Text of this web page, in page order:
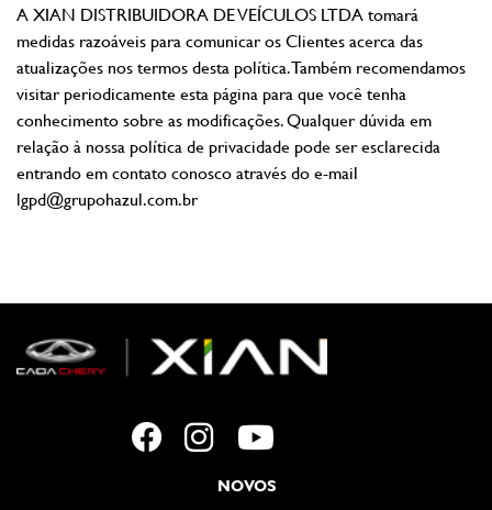
A XIAN DISTRIBUIDORA DE VEÍCULOS LTDA tomará
medidas razoáveis para comunicar os Clientes acerca das
atualizações nos termos desta política. Também recomendamos
visitar periodicamente esta página para que você tenha
conhecimento sobre as modificações. Qualquer dúvida em
relação à nossa política de privacidade pode ser esclarecida
entrando em contato conosco através do e-mail
lgpd@grupohazul.com.br
NOVOS